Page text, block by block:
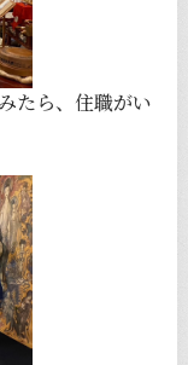
たら、住職がい